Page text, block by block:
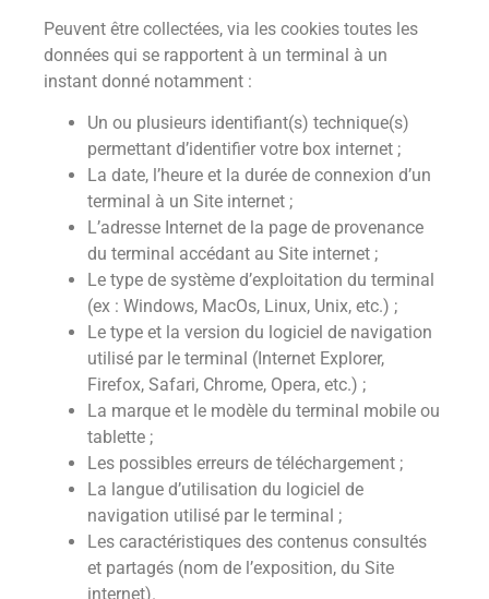
Peuvent être collectées, via les cookies toutes les
données qui se rapportent à un terminal à un
instant donné notamment :
Un ou plusieurs identifiant(s) technique(s)
permettant d’identifier votre box internet ;
La date, l’heure et la durée de connexion d’un
terminal à un Site internet ;
L’adresse Internet de la page de provenance
du terminal accédant au Site internet ;
Le type de système d’exploitation du terminal
(ex : Windows, MacOs, Linux, Unix, etc.) ;
Le type et la version du logiciel de navigation
utilisé par le terminal (Internet Explorer,
Firefox, Safari, Chrome, Opera, etc.) ;
La marque et le modèle du terminal mobile ou
tablette ;
Les possibles erreurs de téléchargement ;
La langue d’utilisation du logiciel de
navigation utilisé par le terminal ;
Les caractéristiques des contenus consultés
et partagés (nom de l’exposition, du Site
internet).